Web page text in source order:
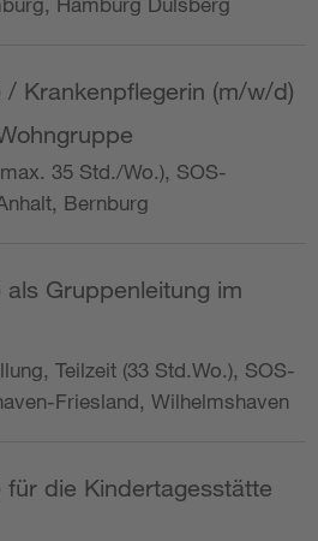
/ Krankenpflegerin (m/w/d)
35 Std./Wo.), SOS-
Bernburg
Gruppenleitung im
Teilzeit (33 Std.Wo.), SOS-
Friesland, Wilhelmshaven
für die Kindertagesstätte